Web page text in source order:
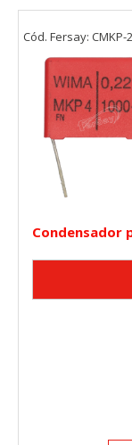
Condensador
Cód. Fersay: CMKP-